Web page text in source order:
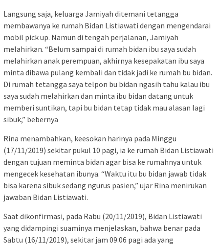
Langsung saja, keluarga Jamiyah ditemani tetangga
membawanya ke rumah Bidan Listiawati dengan mengendarai
mobil pick up. Namun di tengah perjalanan, Jamiyah
melahirkan. “Belum sampai di rumah bidan ibu saya sudah
melahirkan anak perempuan, akhirnya kesepakatan ibu saya
minta dibawa pulang kembali dan tidak jadi ke rumah bu bidan.
Di rumah tetangga saya telpon bu bidan ngasih tahu kalau ibu
saya sudah melahirkan dan minta ibu bidan datang untuk
memberi suntikan, tapi bu bidan tetap tidak mau alasan lagi
sibuk,” bebernya
Rina menambahkan, keesokan harinya pada Minggu
(17/11/2019) sekitar pukul 10 pagi, ia ke rumah Bidan Listiawati
dengan tujuan meminta bidan agar bisa ke rumahnya untuk
mengecek kesehatan ibunya. “Waktu itu bu bidan jawab tidak
bisa karena sibuk sedang ngurus pasien,” ujar Rina menirukan
jawaban Bidan Listiawati.
Saat dikonfirmasi, pada Rabu (20/11/2019), Bidan Listiawati
yang didampingi suaminya menjelaskan, bahwa benar pada
Sabtu (16/11/2019), sekitar jam 09.06 pagi ada yang